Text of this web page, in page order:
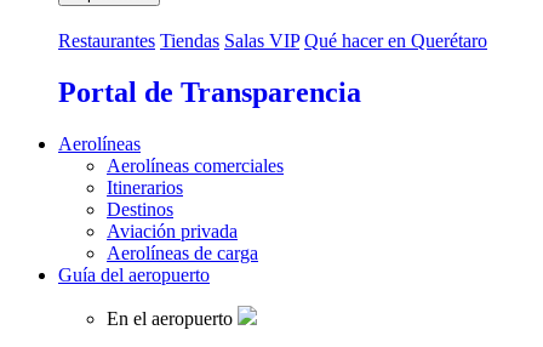
Restaurantes Tiendas Salas VIP Qué hacer en Querétaro
Portal de Transparencia
Aerolíneas
Aerolíneas comerciales
Itinerarios
Destinos
Aviación privada
Aerolíneas de carga
Guía del aeropuerto
En el aeropuerto